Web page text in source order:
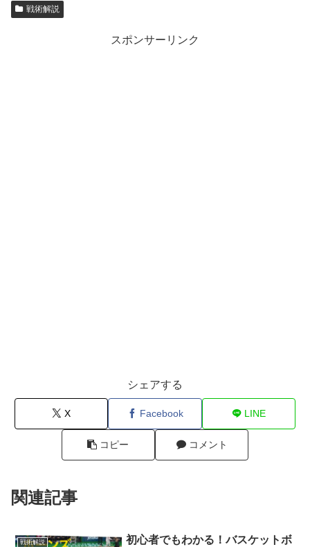
戦術解説
スポンサーリンク
シェアする
X Facebook LINE
コピー コメント
関連記事
戦術解説
初心者でもわかる！バスケットボ